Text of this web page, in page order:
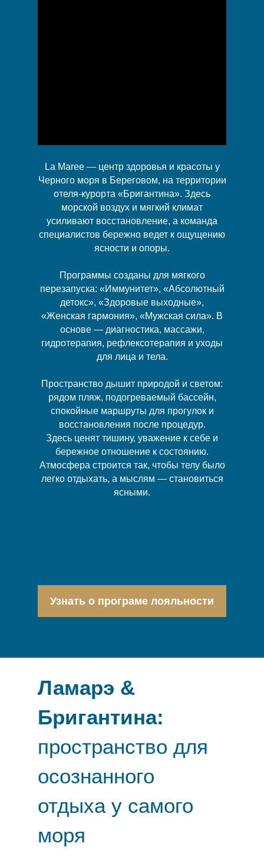
Узнать о програме лояльности
La Maree — центр здоровья и красоты у
Черного моря в Береговом, на территории
отеля-курорта «Бригантина». Здесь
морской воздух и мягкий климат
усиливают восстановление, а команда
специалистов бережно ведет к ощущению
ясности и опоры.
Программы созданы для мягкого
перезапуска: «Иммунитет», «Абсолютный
детокс», «Здоровые выходные»,
«Женская гармония», «Мужская сила». В
основе — диагностика, массажи,
гидротерапия, рефлексотерапия и уходы
для лица и тела.
Пространство дышит природой и светом:
рядом пляж, подогреваемый бассейн,
спокойные маршруты для прогулок и
восстановления после процедур.
Здесь ценят тишину, уважение к себе и
бережное отношение к состоянию.
Атмосфера строится так, чтобы телу было
легко отдыхать, а мыслям — становиться
ясными.
Ламарэ &
Бригантина:
пространство для
осознанного
отдыха у самого
моря